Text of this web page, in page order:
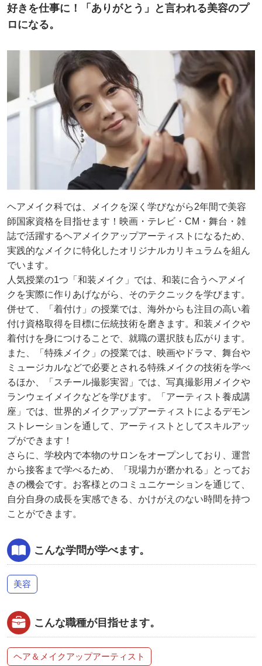
好きを仕事に！「ありがとう」と言われる美容のプ
ロになる。
ヘアメイク科では、メイクを深く学びながら2年間で美容
師国家資格を目指せます！映画・テレビ・CM・舞台・雑
誌で活躍するヘアメイクアップアーティストになるため、
実践的なメイクに特化したオリジナルカリキュラムを組ん
でいます。
人気授業の1つ「和装メイク」では、和装に合うヘアメイ
クを実際に作りあげながら、そのテクニックを学びます。
併せて、「着付け」の授業では、海外からも注目の高い着
付け資格取得を目標に伝統技術を磨きます。和装メイクや
着付けを身につけることで、就職の選択肢も広がります。
また、「特殊メイク」の授業では、映画やドラマ、舞台や
ミュージカルなどで必要とされる特殊メイクの技術を学べ
るほか、「スチール撮影実習」では、写真撮影用メイクや
ランウェイメイクなどを学びます。「アーティスト養成講
座」では、世界的メイクアップアーティストによるデモン
ストレーションを通して、アーティストとしてスキルアッ
プができます！
さらに、学校内で本物のサロンをオープンしており、運営
から接客まで学べるため、「現場力が磨かれる」とってお
きの機会です。お客様とのコミュニケーションを通じて、
自分自身の成長を実感できる、かけがえのない時間を持つ
ことができます。
こんな学問が学べます。
美容
こんな職種が目指せます。
ヘア＆メイクアップアーティスト